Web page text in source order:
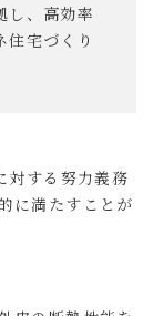
し、高効率
宅づくり
対する努力義務
に満たすことが